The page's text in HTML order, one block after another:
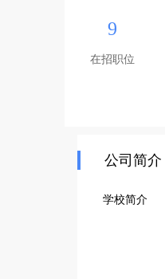
9
在招职位
公司简介
学校简介